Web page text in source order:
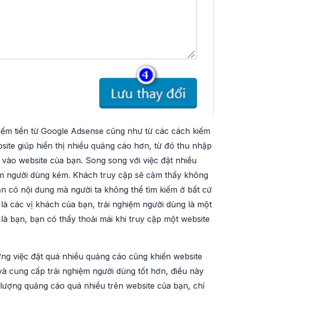
tiền từ Google Adsense cũng như từ các cách kiếm
giúp hiển thị nhiều quảng cáo hơn, từ đó thu nhập
website của bạn. Song song với việc đặt nhiều
người dùng kém. Khách truy cập sẽ cảm thấy không
có nội dung mà người ta không thể tìm kiếm ở bất cứ
các vị khách của bạn, trải nghiệm người dùng là một
bạn, bạn có thấy thoải mái khi truy cập một website
việc đặt quá nhiều quảng cáo cũng khiến website
cung cấp trải nghiệm người dùng tốt hơn, điều này
quảng cáo quá nhiều trên website của bạn, chỉ